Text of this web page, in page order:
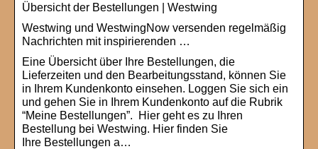
Übersicht der Bestellungen | Westwing
Westwing und WestwingNow versenden regelmäßig
Nachrichten mit inspirierenden …
Eine Übersicht über Ihre Bestellungen, die
Lieferzeiten und den Bearbeitungsstand, können Sie
in Ihrem Kundenkonto einsehen. Loggen Sie sich ein
und gehen Sie in Ihrem Kundenkonto auf die Rubrik
“Meine Bestellungen”. Hier geht es zu Ihren
Bestellung bei Westwing. Hier finden Sie
Ihre Bestellungen a…